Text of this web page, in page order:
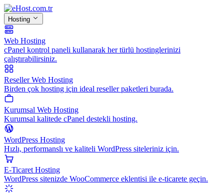
Hosting
Web Hosting
cPanel kontrol paneli kullanarak her türlü hostinglerinizi
çalıştırabilirsiniz.
Reseller Web Hosting
Birden çok hosting için ideal reseller paketleri burada.
Kurumsal Web Hosting
Kurumsal kalitede cPanel destekli hosting.
WordPress Hosting
Hızlı, performanslı ve kaliteli WordPress siteleriniz için.
E-Ticaret Hosting
WordPress sitenizde WooCommerce eklentisi ile e-ticarete geçin.